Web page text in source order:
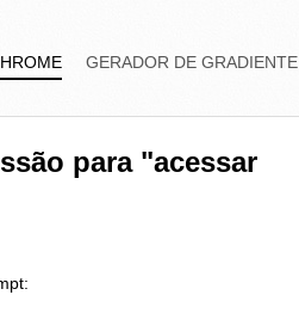
GERADOR DE GRADIENTE
para "acessar